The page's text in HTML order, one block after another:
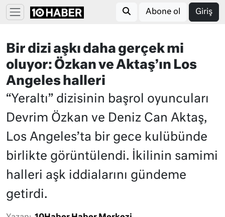
Abone ol Giriş
Bir dizi aşkı daha gerçek mi
oluyor: Özkan ve Aktaş’ın Los
Angeles halleri
“Yeraltı” dizisinin başrol oyuncuları
Devrim Özkan ve Deniz Can Aktaş,
Los Angeles’ta bir gece kulübünde
birlikte görüntülendi. İkilinin samimi
halleri aşk iddialarını gündeme
getirdi.